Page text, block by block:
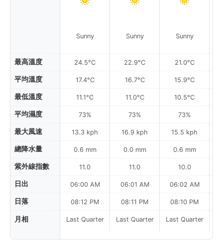
最高溫度
平均溫度
最低溫度
平均濕度
最大風速
總降水量
紫外線指數
日出
日落
月相
Sunny
24.5°C
17.4°C
11.1°C
73%
13.3 kph
0.6 mm
11.0
06:00 AM
08:12 PM
Last Quarter
Sunny
22.9°C
16.7°C
11.0°C
73%
16.9 kph
0.0 mm
11.0
06:01 AM
08:11 PM
Last Quarter
Sunny
21.0°C
15.9°C
10.5°C
73%
15.5 kph
0.6 mm
10.0
06:02 AM
08:10 PM
Last Quarter